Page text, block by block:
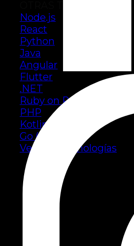
Node.js
React
Python
Java
Angular
Flutter
.NET
Ruby on Rails
PHP
Kotlin
Go (Golang)
Ver más tecnologías